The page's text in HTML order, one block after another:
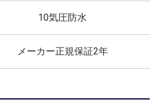
10気圧防水
メーカー正規保証2年